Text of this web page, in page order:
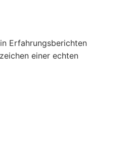
Erfahrungsberichten
einer echten